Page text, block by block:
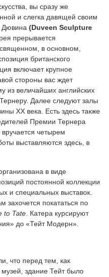
вы сразу же
и слегка давящей своим
Дювина (Duveen Sculpture
прерывается
в основном,
британского
включает крупное
стороны вас ждет
из величайших английских
Далее следуют залы
ХХ века. Есть здесь также
Премии Тернера
четырем
выставляются здесь, в
в виде
постоянной коллекции
и специальных выставок.
захочется покататься по
to Tate . Катера курсируют
до «Тейт Модерн».
перед тем, как
музей, здание Тейт было